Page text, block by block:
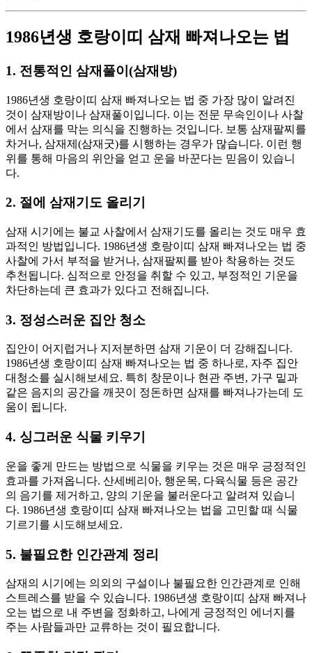
1986년생 호랑이띠 삼재 빠져나오는 법
1. 전통적인 삼재풀이(삼재방)
1986년생 호랑이띠 삼재 빠져나오는 법 중 가장 많이 알려진
것이 삼재방이나 삼재풀이입니다. 이는 전문 무속인이나 사찰
에서 삼재를 막는 의식을 진행하는 것입니다. 보통 삼재팔찌를
차거나, 삼재제(삼재굿)를 시행하는 경우가 많습니다. 이런 행
위를 통해 마음의 위안을 얻고 운을 바꾼다는 믿음이 있습니
다.
2. 절에 삼재기도 올리기
삼재 시기에는 불교 사찰에서 삼재기도를 올리는 것도 매우 효
과적인 방법입니다. 1986년생 호랑이띠 삼재 빠져나오는 법 중
사찰에 가서 부적을 받거나, 삼재팔찌를 받아 착용하는 것도
추천됩니다. 심적으로 안정을 취할 수 있고, 부정적인 기운을
차단하는데 큰 효과가 있다고 전해집니다.
3. 정성스러운 집안 청소
집안이 어지럽거나 지저분하면 삼재 기운이 더 강해집니다.
1986년생 호랑이띠 삼재 빠져나오는 법 중 하나로, 자주 집안
대청소를 실시해보세요. 특히 창문이나 현관 주변, 가구 밑과
같은 음지의 공간을 깨끗이 정돈하면 삼재를 빠져나가는데 도
움이 됩니다.
4. 싱그러운 식물 키우기
운을 좋게 만드는 방법으로 식물을 키우는 것은 매우 긍정적인
효과를 가져옵니다. 산세베리아, 행운목, 다육식물 등은 공간
의 음기를 제거하고, 양의 기운을 불러운다고 알려져 있습니
다. 1986년생 호랑이띠 삼재 빠져나오는 법을 고민할 때 식물
기르기를 시도해보세요.
5. 불필요한 인간관계 정리
삼재의 시기에는 의외의 구설이나 불필요한 인간관계로 인해
스트레스를 받을 수 있습니다. 1986년생 호랑이띠 삼재 빠져나
오는 법으로 내 주변을 정화하고, 나에게 긍정적인 에너지를
주는 사람들과만 교류하는 것이 필요합니다.